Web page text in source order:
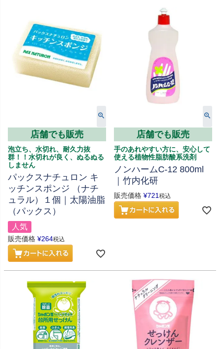
店舗でも販売
泡立ち、水切れ、耐久力抜
群！！水切れが良く、ぬるぬる
しません
パックスナチュロン キ
ッチンスポンジ （ナチ
ュラル）１個｜太陽油脂
（パックス）
人気
販売価格 ¥264税込
店舗でも販売
手のあれやすい方に、安心して
使える植物性脂肪酸系洗剤
ノンハームC-12 800ml
｜竹内化研
販売価格 ¥721税込